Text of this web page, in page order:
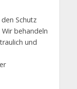
Schutz
behandeln
und